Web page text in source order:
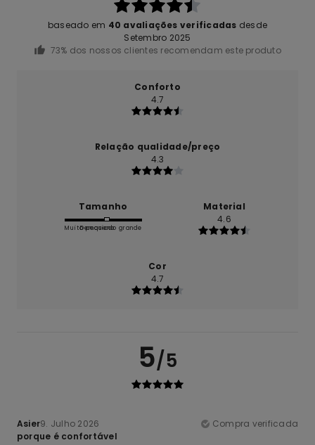
baseado em 40 avaliações verificadas desde
Setembro 2025
73% dos nossos clientes recomendam este produto
Conforto
4.7
Relação qualidade/preço
4.3
Tamanho
Muito pequeno
Demasiado grande
Material
4.6
Cor
4.7
5/5
Asier9. Julho 2026
Compra verificada
porque é confortável